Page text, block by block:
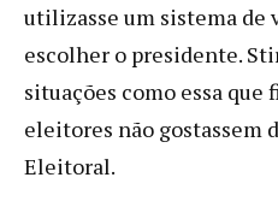
utilizasse um sistema de
escolher o presidente.
situações como essa que
eleitores não gostassem
Eleitoral.